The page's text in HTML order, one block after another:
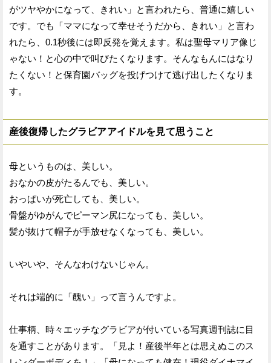
がツヤやかになって、きれい」と言われたら、普通に嬉しい
です。でも「ママになって幸せそうだから、きれい」と言わ
れたら、0.1秒後には即反発を覚えます。私は聖母マリア像じ
ゃない！と心の中で叫びたくなります。そんなもんにはなり
たくない！と保育園バッグを投げつけて逃げ出したくなりま
す。
産後復帰したグラビアアイドルを見て思うこと
母というものは、美しい。
おなかの皮がたるんでも、美しい。
おっぱいが死亡しても、美しい。
骨盤がゆがんでピーマン尻になっても、美しい。
髪が抜けて帽子が手放せなくなっても、美しい。
いやいや、そんなわけないじゃん。
それは端的に「醜い」って言うんですよ。
仕事柄、時々エッチなグラビアが付いている写真週刊誌に目
を通すことがあります。「見よ！産後半年とは思えぬこのス